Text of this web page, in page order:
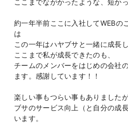
約一年半前ここに入社してWEBの
は
この一年はハヤブサと一緒に成長
ここまで私が成長できたのも、
チームのメンバーをはじめの会社
ます。感謝しています！！
楽しい事もつらい事もありました
ブサのサービス向上（と自分の成
います。